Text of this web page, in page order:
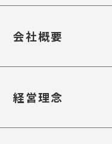
会社概要
経営理念